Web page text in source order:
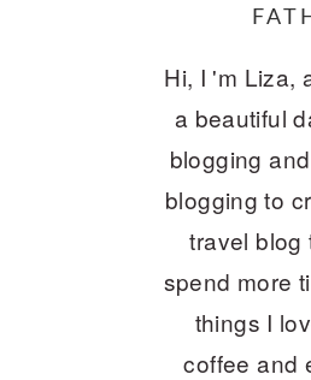
Hi, I 'm Liza,
a beautiful
blogging
blogging to
travel blog
spend more
things I
coffee and